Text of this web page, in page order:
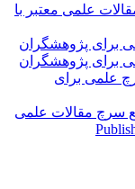
علمی معتبر با
برای پژوهشگران
برای پژوهشگران
علمی برای
سرچ مقالات علمی